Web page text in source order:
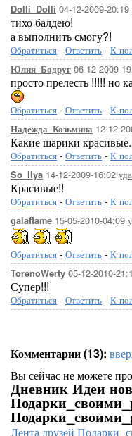
Dolli_Dolli 04-12-2009-20:19
тихо балдею!
а выполнить смогу?!
Обратиться - Ответить - К
Юлия_Бодруг 06-12-2009-
просто прелесть !!!!! но
Обратиться - Ответить - К
Надежда_Козьмина 12-12-
Какие шарики
Обратиться - Ответить - К
So_llya 14-12-2009-16:02
Красивые!!
Обратиться - Ответить - К
galaflame 15-05-2010-04:09
Обратиться - Ответить - К
TorenoWerty 05-12-2010-
Супер!!!
Обратиться - Ответить - К
Комментарии (13):
Вы сейчас не можете
Дневник Идеи
Лента друзей